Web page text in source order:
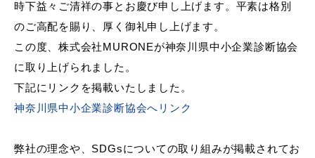
時下益々ご清祥の事とお慶び申し上げます。平素は格別
のご高配を賜り、厚く御礼申し上げます。
この度、株式会社MURONEが神奈川県中小企業診断協会
に取り上げられました。
下記にリンクを掲載いたしました。
神奈川県中小企業診断協会へリンク
弊社の理念や、SDGsについての取り組みが掲載されてお